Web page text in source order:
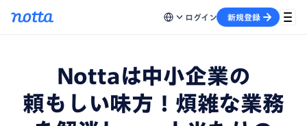
ログイン 新規登録
Nottaは中小企業の
頼もしい味方！ 煩雑な業務